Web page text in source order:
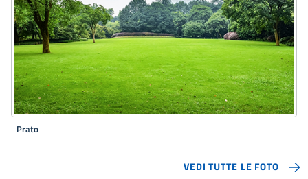
Prato
VEDI TUTTE LE FOTO